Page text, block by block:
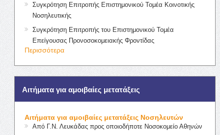
Συγκρότηση Επιτροπής Επιστημονικού Τομέα Κοινοτικής
Νοσηλευτικής
Συγκρότηση Επιτροπής του Επιστημονικού Τομέα
Επείγουσας Προνοσοκομειακής Φροντίδας
Περισσότερα
Αιτήματα για αμοιβαίες μετατάξεις
Αιτήματα για αμοιβαίες μετατάξεις Νοσηλευτών
Από Γ.Ν. Λευκάδας προς οποιοδήποτε Νοσοκομείο Αθηνών